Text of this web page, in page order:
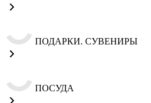
ПОДАРКИ. СУВЕНИРЫ
ПОСУДА